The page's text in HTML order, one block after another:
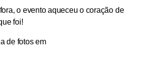
o evento aqueceu o coração de
foi!
de fotos em